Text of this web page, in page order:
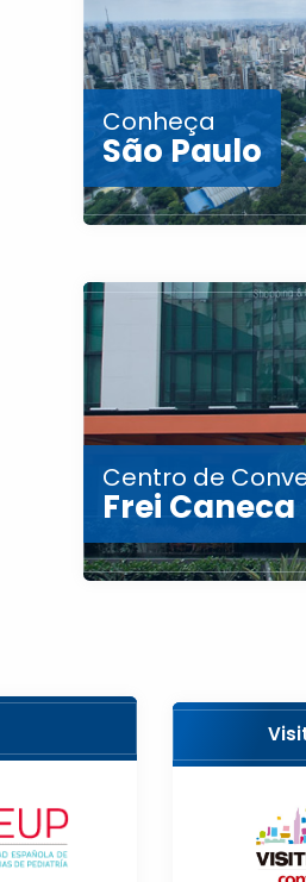
Conheça
São Paulo
Centro de
Frei Caneca